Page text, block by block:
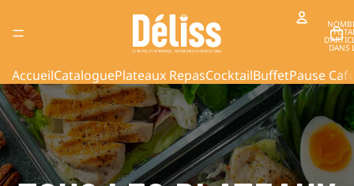
DANS
AccueilCataloguePlateaux RepasCocktailBuffetPause